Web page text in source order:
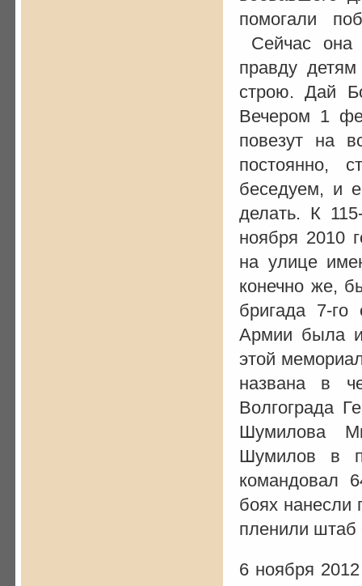
помогали
Сейчас она
правду
строю. Дай
Вечером 1
повезут на
постоянно,
беседуем, и
делать. К
ноября 2010
на улице
конечно же,
бригада 7-го
Армии была
этой
названа в
Волгограда
Шумилова
Шумилов в
командовал
боях нанесли
пленили
6 ноября